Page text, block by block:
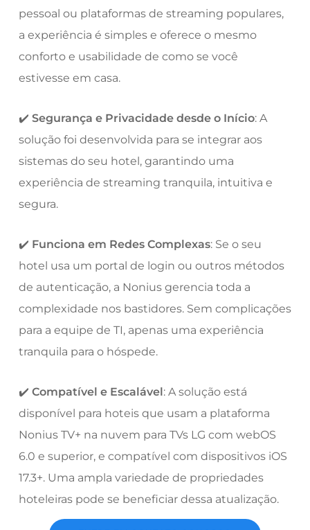
pessoal ou plataformas de streaming populares,
a experiência é simples e oferece o mesmo
conforto e usabilidade de como se você
estivesse em casa.
✔️ Segurança e Privacidade desde o Início: A
solução foi desenvolvida para se integrar aos
sistemas do seu hotel, garantindo uma
experiência de streaming tranquila, intuitiva e
segura.
✔️ Funciona em Redes Complexas: Se o seu
hotel usa um portal de login ou outros métodos
de autenticação, a Nonius gerencia toda a
complexidade nos bastidores. Sem complicações
para a equipe de TI, apenas uma experiência
tranquila para o hóspede.
✔️ Compatível e Escalável: A solução está
disponível para hoteis que usam a plataforma
Nonius TV+ na nuvem para TVs LG com webOS
6.0 e superior, e compatível com dispositivos iOS
17.3+. Uma ampla variedade de propriedades
hoteleiras pode se beneficiar dessa atualização.